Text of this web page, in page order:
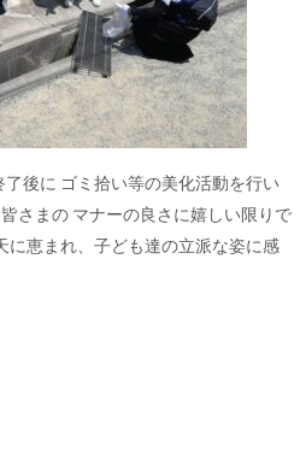
後に ゴミ拾い等の美化活動を行い
さまの マナーの良さに嬉しい限りで
に恵まれ、子ども達の立派な姿に感